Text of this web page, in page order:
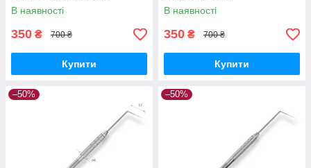
В наявності
350 ₴ 700 ₴
Купити
В наявності
350 ₴ 700 ₴
Купити
–50% –50%